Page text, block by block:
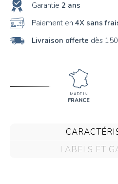
Garantie 2 ans
Paiement en 4X sans
Livraison offerte dès
MADE IN
FRANCE
LABELS ET